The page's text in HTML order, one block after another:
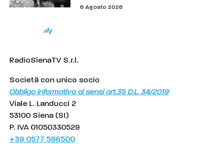
6 Agosto 2026
RadioSienaTV S.r.l.
Società con unico socio
Obbligo informativa ai sensi art.35 D.L. 34/2019
Viale L. Landucci 2
53100 Siena (SI)
P. IVA 01050330529
+39 0577 596500